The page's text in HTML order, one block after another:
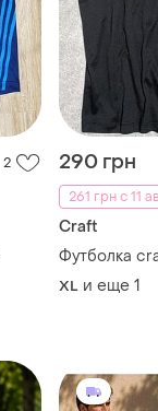
2
290 грн
261 грн с 11
Craft
Футболка
XL и еще 1